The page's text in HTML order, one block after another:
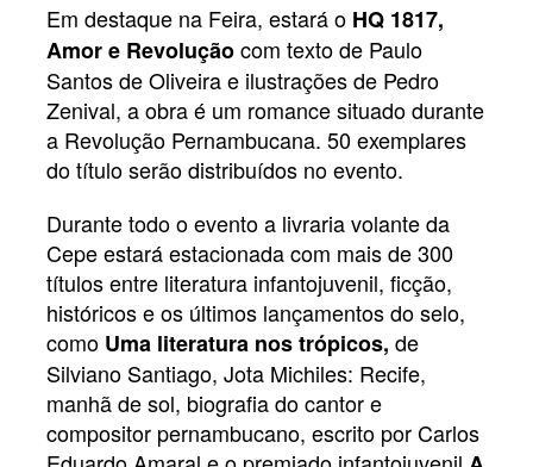
Em destaque na Feira, estará o HQ 1817,
Amor e Revoluçãocom texto de Paulo
Santos de Oliveira e ilustrações de Pedro
Zenival, a obraé um romance situado durante
a Revolução Pernambucana. 50 exemplares
do título serão distribuídos no evento.
Durante todo o evento a livraria volante da
Cepe estará estacionada com mais de 300
títulos entre literatura infantojuvenil, ficção,
históricos e os últimos lançamentos do selo,
como Uma literatura nos trópicos, de
Silviano Santiago, Jota Michiles: Recife,
manhã de sol, biografia do cantor e
compositor pernambucano, escrito por Carlos